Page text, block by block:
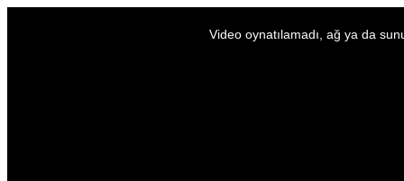
Video oynatılamadı, ağ ya da